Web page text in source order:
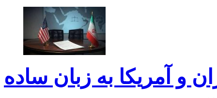
و آمریکا به زبان ساده